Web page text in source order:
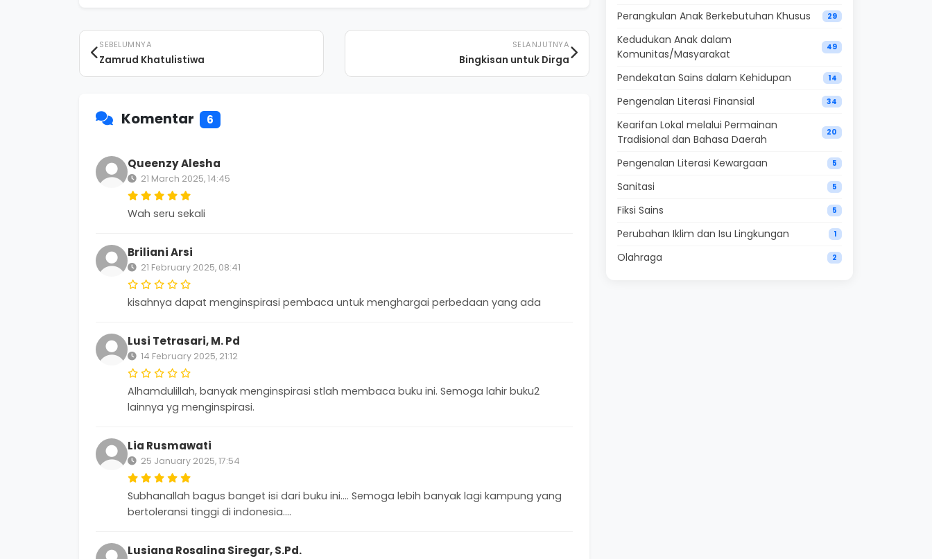
SEBELUMNYA
Zamrud Khatulistiwa
SELANJUTNYA
Bingkisan untuk Dirga
Komentar 6
Queenzy Alesha
21 March 2025, 14:45
Wah seru sekali
Briliani Arsi
21 February 2025, 08:41
kisahnya dapat menginspirasi pembaca untuk menghargai perbedaan yang ada
Lusi Tetrasari, M. Pd
14 February 2025, 21:12
Alhamdulillah, banyak menginspirasi stlah membaca buku ini. Semoga lahir buku2
lainnya yg menginspirasi.
Lia Rusmawati
25 January 2025, 17:54
Subhanallah bagus banget isi dari buku ini.... Semoga lebih banyak lagi kampung yang
bertoleransi tinggi di indonesia....
Lusiana Rosalina Siregar, S.Pd.
Perangkulan Anak Berkebutuhan Khusus 29
Kedudukan Anak dalam
Komunitas/Masyarakat
49
Pendekatan Sains dalam Kehidupan 14
Pengenalan Literasi Finansial 34
Kearifan Lokal melalui Permainan
Tradisional dan Bahasa Daerah
20
Pengenalan Literasi Kewargaan 5
Sanitasi 5
Fiksi Sains 5
Perubahan Iklim dan Isu Lingkungan 1
Olahraga 2